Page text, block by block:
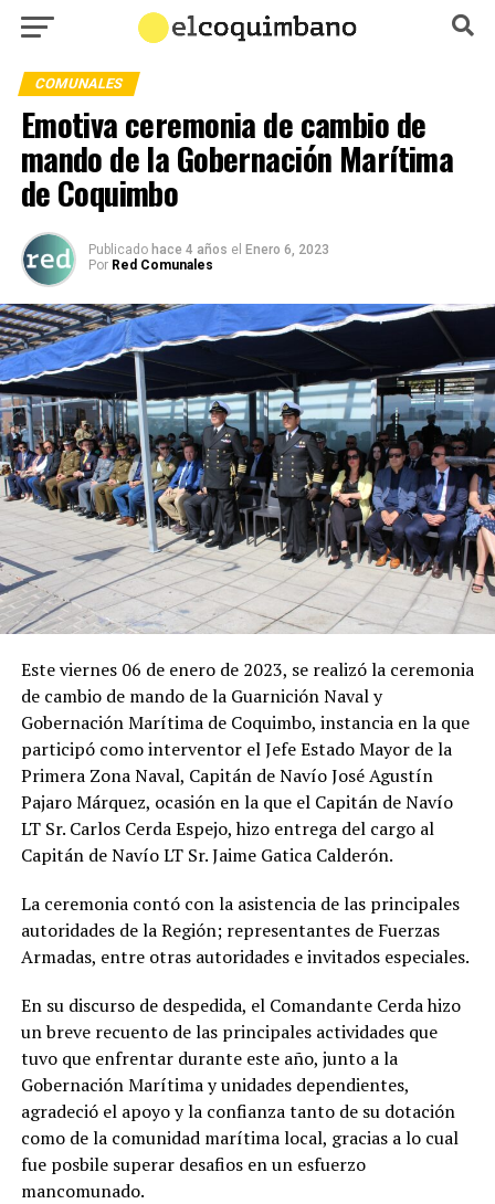
COMUNALES
Emotiva ceremonia de cambio de
mando de la Gobernación Marítima
de Coquimbo
Publicado hace 4 años el Enero 6, 2023
Por Red Comunales
Este viernes 06 de enero de 2023, se realizó la ceremonia
de cambio de mando de la Guarnición Naval y
Gobernación Marítima de Coquimbo, instancia en la que
participó como interventor el Jefe Estado Mayor de la
Primera Zona Naval, Capitán de Navío José Agustín
Pajaro Márquez, ocasión en la que el Capitán de Navío
LT Sr. Carlos Cerda Espejo, hizo entrega del cargo al
Capitán de Navío LT Sr. Jaime Gatica Calderón.
La ceremonia contó con la asistencia de las principales
autoridades de la Región; representantes de Fuerzas
Armadas, entre otras autoridades e invitados especiales.
En su discurso de despedida, el Comandante Cerda hizo
un breve recuento de las principales actividades que
tuvo que enfrentar durante este año, junto a la
Gobernación Marítima y unidades dependientes,
agradeció el apoyo y la confianza tanto de su dotación
como de la comunidad marítima local, gracias a lo cual
fue posbile superar desafios en un esfuerzo
mancomunado.